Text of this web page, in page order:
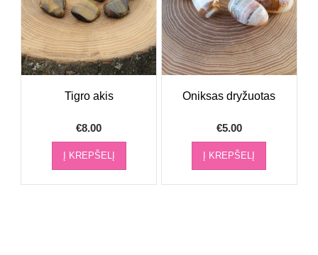
Tigro akis
€8.00
Į KREPŠELĮ
Oniksas dryžuotas
€5.00
Į KREPŠELĮ